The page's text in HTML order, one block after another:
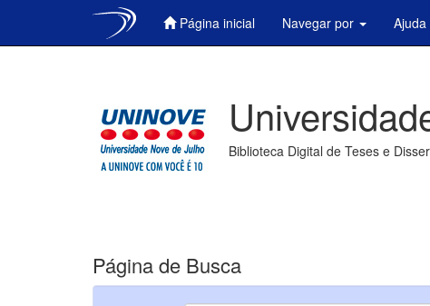
Página inicial Navegar por Ajuda
Biblioteca Digital de Teses e
Página de Busca